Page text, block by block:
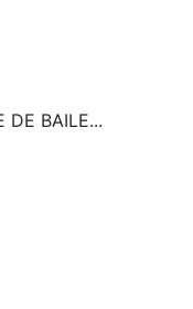
DE BAILE...